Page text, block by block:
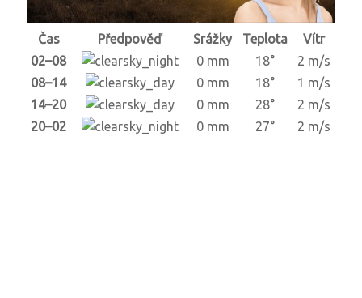
Čas Předpověď Srážky Teplota
Vítr
02–08
0 mm 18°
2 m/s
08–14
0 mm 18°
1 m/s
14–20
0 mm 28°
2 m/s
20–02
0 mm 27° 2 m/s